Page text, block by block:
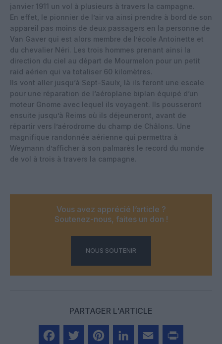
janvier 1911 un vol à plusieurs à travers la campagne.
En effet, le pionnier de l’air va ainsi prendre à bord de son
appareil pas moins de deux passagers en la personne de
Van Gaver qui est alors membre de l’école Antoinette et
du chevalier Néri. Les trois hommes prenant ainsi la
direction du ciel au départ de Mourmelon pour un petit
raid aérien qui va totaliser 60 kilomètres.
Ils vont aller jusqu’à Sept-Saulx, là ils feront une escale
pour une réparation de l’aéroplane biplan équipé d’un
moteur Gnome avec lequel ils voyagent. Ils pousseront
ensuite jusqu’à Reims où ils déjeuneront, avant de
répartir vers l’aérodrome du champ de Châlons. Une
magnifique randonnée aérienne qui permettra à
Weymann d’afficher à son palmarès le record du monde
de vol à trois à travers la campagne.
Vous avez apprécié l’article ?
Soutenez-nous, faites un don !
NOUS SOUTENIR
PARTAGER L'ARTICLE